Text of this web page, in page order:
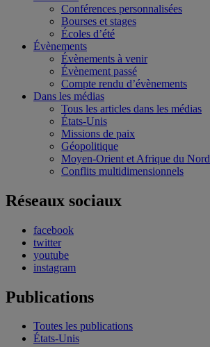
Conférences personnalisées
Bourses et stages
Écoles d’été
Évènements
Évènements à venir
Évènement passé
Compte rendu d’évènements
Dans les médias
Tous les articles dans les médias
États-Unis
Missions de paix
Géopolitique
Moyen-Orient et Afrique du Nord
Conflits multidimensionnels
Réseaux sociaux
facebook
twitter
youtube
instagram
Publications
Toutes les publications
États-Unis